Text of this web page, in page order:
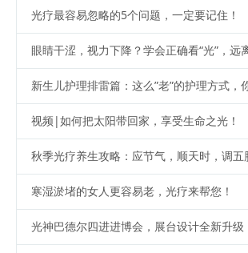
光疗最容易忽略的5个问题，一定要记住！
眼睛干涩，视力下降？学会正确看“光”，远
新生儿护理排雷篇：这么”老”的护理方式，
视频|如何把太阳带回家，享受生命之光！
秋季光疗养生攻略：应节气，顺天时，调五
寒湿淤堵的女人更容易老，光疗来帮您！
光神巴德尔四进进博会，展台设计全新升级